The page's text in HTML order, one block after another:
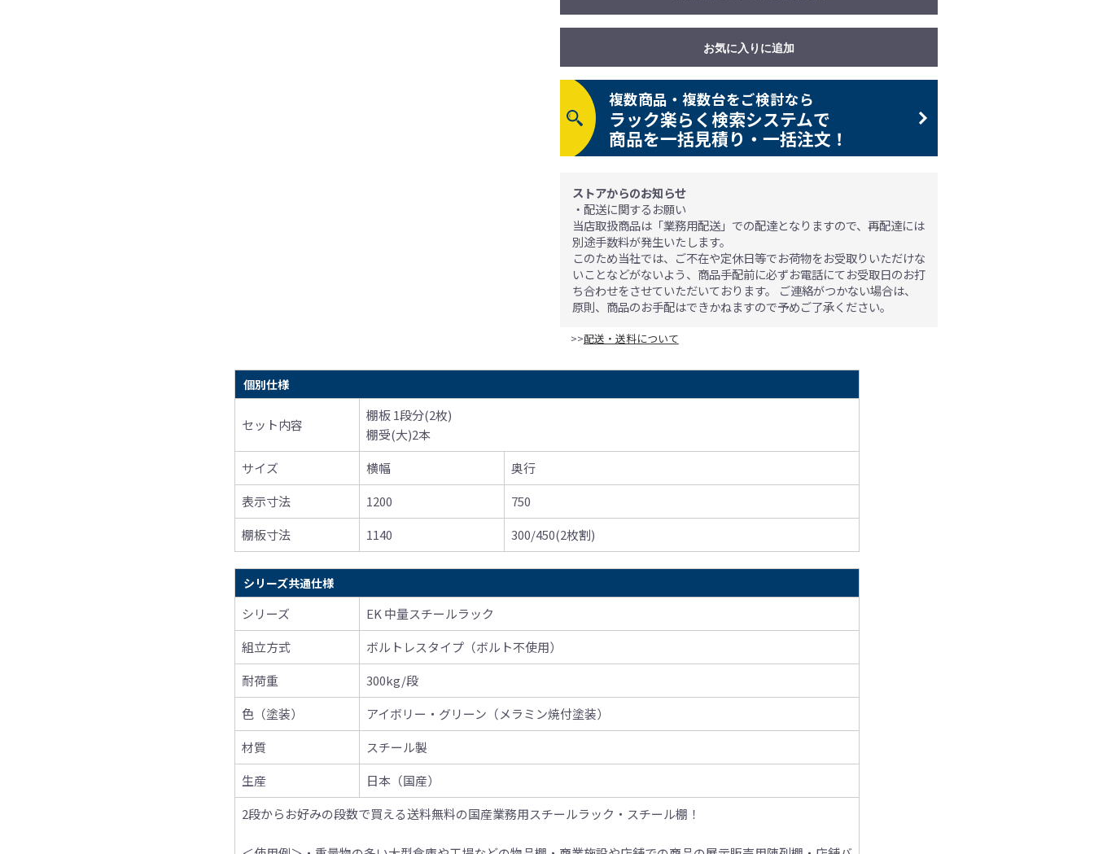
お気に入りに追加
複数商品・複数台をご検討なら
ラック楽らく検索システムで
商品を一括見積り・一括注文！
ストアからのお知らせ
・配送に関するお願い
当店取扱商品は「業務用配送」での配達となりますので、再配達には
別途手数料が発生いたします。
このため当社では、ご不在や定休日等でお荷物をお受取りいただけな
いことなどがないよう、商品手配前に必ずお電話にてお受取日のお打
ち合わせをさせていただいております。
ご連絡がつかない場合は、
原則、商品のお手配はできかねますので予めご了承ください。
>>配送・送料について
個別仕様
セット内容
棚板 1段分(2枚)
棚受(大)2本
サイズ
横幅
奥行
表示寸法
1200
750
棚板寸法
1140 300/450(2枚割)
シリーズ共通仕様
シリーズ
EK 中量スチールラック
組立方式
ボルトレスタイプ（ボルト不使用）
耐荷重
300kg/段
色（塗装）
アイボリー・グリーン（メラミン焼付塗装）
材質
スチール製
生産
日本（国産）
2段からお好みの段数で買える送料無料の国産業務用スチールラック・スチール棚！